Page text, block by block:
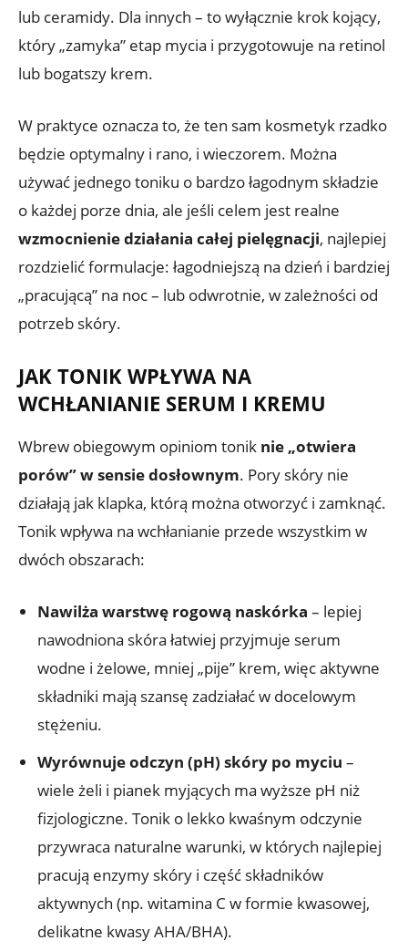
lub ceramidy. Dla innych – to wyłącznie krok kojący,
który „zamyka” etap mycia i przygotowuje na retinol
lub bogatszy krem.
W praktyce oznacza to, że ten sam kosmetyk rzadko
będzie optymalny i rano, i wieczorem. Można
używać jednego toniku o bardzo łagodnym składzie
o każdej porze dnia, ale jeśli celem jest realne
wzmocnienie działania całej pielęgnacji, najlepiej
rozdzielić formulacje: łagodniejszą na dzień i bardziej
„pracującą” na noc – lub odwrotnie, w zależności od
potrzeb skóry.
JAK TONIK WPŁYWA NA
WCHŁANIANIE SERUM I KREMU
Wbrew obiegowym opiniom tonik nie „otwiera
porów” w sensie dosłownym. Pory skóry nie
działają jak klapka, którą można otworzyć i zamknąć.
Tonik wpływa na wchłanianie przede wszystkim w
dwóch obszarach:
Nawilża warstwę rogową naskórka – lepiej
nawodniona skóra łatwiej przyjmuje serum
wodne i żelowe, mniej „pije” krem, więc aktywne
składniki mają szansę zadziałać w docelowym
stężeniu.
Wyrównuje odczyn (pH) skóry po myciu –
wiele żeli i pianek myjących ma wyższe pH niż
fizjologiczne. Tonik o lekko kwaśnym odczynie
przywraca naturalne warunki, w których najlepiej
pracują enzymy skóry i część składników
aktywnych (np. witamina C w formie kwasowej,
delikatne kwasy AHA/BHA).